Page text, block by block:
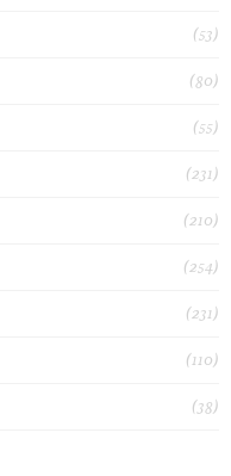
(53)
(80)
(55)
(231)
(210)
(254)
(231)
(110)
(38)